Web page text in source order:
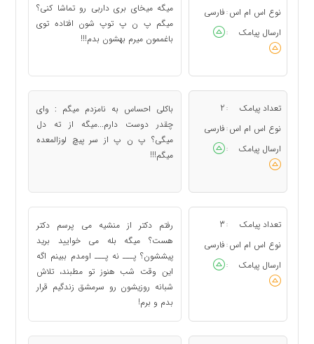
نوع اس ام اس : فارسی
ارسال پیامک
:
میگه میخای بری داربی رو تماشا کنی؟
میگم پ ن پ توپ شون افتاده توی
باغممون میرم بهشون بدم!!!
تعداد پیامک :
2
نوع اس ام اس : فارسی
ارسال پیامک
:
باکلی احساس به نامزدم میگم : وای
چقدر دوست دارم...میگه از ته دل
میگی؟ پ ن پ از سر پیچ لوزالمعده
میگم!!!
تعداد پیامک :
3
نوع اس ام اس : فارسی
ارسال پیامک
:
رفتم دکتر از منشیه می پرسم دکتر
هست؟ میگه بله می خوایید برید
پیششون؟ پـــ نه پـــ اومدم ببینم اگه
این وقت شب هنوز تو مطبند، تلاش
شبانه روزیشون رو سرمشق زندگیم قرار
بدم و برم!